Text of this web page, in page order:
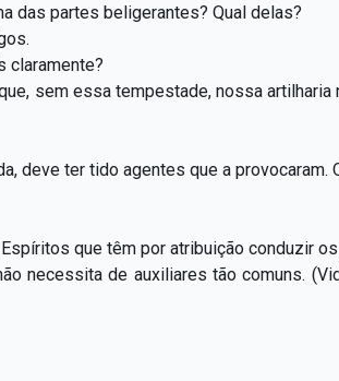
das partes beligerantes? Qual delas?
claramente?
sem essa tempestade, nossa artilharia
deve ter tido agentes que a provocaram.
que têm por atribuição conduzir
necessita de auxiliares tão comuns.